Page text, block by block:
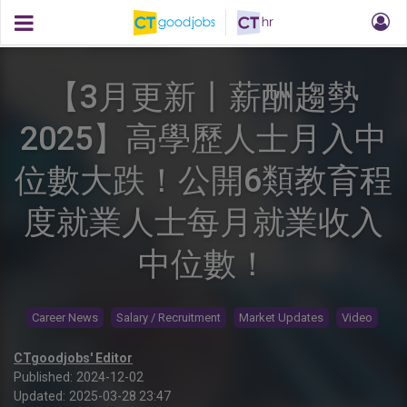
【3月更新丨薪酬趨勢
2025】高學歷人士月入中
位數大跌！公開6類教育程
度就業人士每月就業收入
中位數！
Career News Salary / Recruitment Market Updates Video
CTgoodjobs' Editor
Published: 2024-12-02
Updated: 2025-03-28 23:47